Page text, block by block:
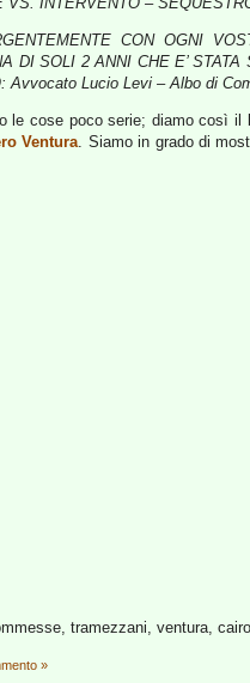
CON OGNI
DI SOLI 2 ANNI CHE E’
Avvocato Lucio Levi – Albo di
le cose poco serie; diamo così il
Ventura. Siamo in grado di
tramezzani, ventura,
»